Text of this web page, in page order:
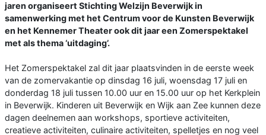
jaren organiseert Stichting Welzijn Beverwijk in
samenwerking met het Centrum voor de Kunsten Beverwijk
en het Kennemer Theater ook dit jaar een Zomerspektakel
met als thema ‘uitdaging’.
Het Zomerspektakel zal dit jaar plaatsvinden in de eerste week
van de zomervakantie op dinsdag 16 juli, woensdag 17 juli en
donderdag 18 juli tussen 10.00 uur en 15.00 uur op het Kerkplein
in Beverwijk. Kinderen uit Beverwijk en Wijk aan Zee kunnen deze
dagen deelnemen aan workshops, sportieve activiteiten,
creatieve activiteiten, culinaire activiteiten, spelletjes en nog veel